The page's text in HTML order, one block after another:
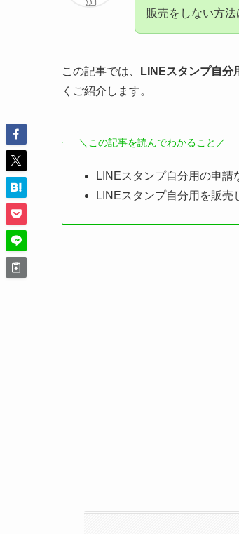
販売をしない方法
この記事では、 LINEスタンプ自分
くご紹介します。
＼この記事を読んでわかること／
LINEスタンプ自分用の申請
LINEスタンプ自分用を販売